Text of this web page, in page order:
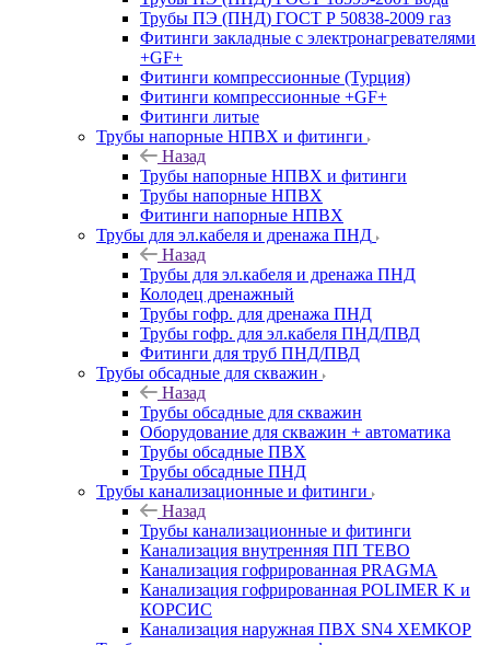
Трубы ПЭ (ПНД) ГОСТ Р 50838-2009 газ
Фитинги закладные с электронагревателями
+GF+
Фитинги компрессионные (Турция)
Фитинги компрессионные +GF+
Фитинги литые
Трубы напорные НПВХ и фитинги
Назад
Трубы напорные НПВХ и фитинги
Трубы напорные НПВХ
Фитинги напорные НПВХ
Трубы для эл.кабеля и дренажа ПНД
Назад
Трубы для эл.кабеля и дренажа ПНД
Колодец дренажный
Трубы гофр. для дренажа ПНД
Трубы гофр. для эл.кабеля ПНД/ПВД
Фитинги для труб ПНД/ПВД
Трубы обсадные для скважин
Назад
Трубы обсадные для скважин
Оборудование для скважин + автоматика
Трубы обсадные ПВХ
Трубы обсадные ПНД
Трубы канализационные и фитинги
Назад
Трубы канализационные и фитинги
Канализация внутренняя ПП TEBO
Канализация гофрированная PRAGMA
Канализация гофрированная POLIMER K и
КОРСИС
Канализация наружная ПВХ SN4 ХЕМКОР